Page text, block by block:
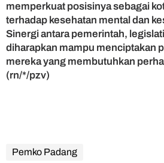
t
a
l
memperkuat posisinya sebagai
terhadap kesehatan mental dan
Sinergi antara pemerintah,
diharapkan mampu menciptakan
mereka yang membutuhkan
(rn/*/pzv)
Pemko Padang